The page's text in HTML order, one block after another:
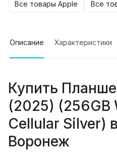
Все товары Apple Все
Описание Характеристики
Купить
(2025) (256GB
Cellular Silver)
Воронеж